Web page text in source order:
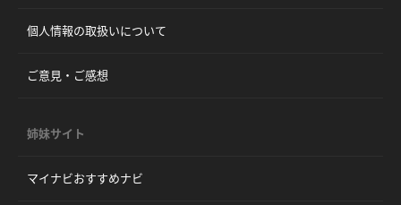
個人情報の取扱いについて
ご意見・ご感想
姉妹サイト
マイナビおすすめナビ